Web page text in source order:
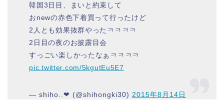
韓国3日目、まいと約束して
おnewの赤色下着買って行ったけど
2人とも効果抜群やったㅋㅋㅋㅋ
2日目の夜のお披露目会
すっごい楽しかったなぁㅋㅋㅋㅋ
pic.twitter.com/5kgutEu5E7
— shiho..❤︎ (@shihongki30)2015年8月14日